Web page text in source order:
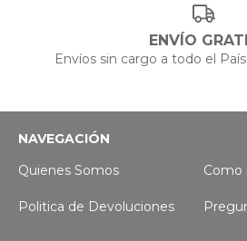
ENVÍO
Envíos sin cargo a todo el
NAVEGACIÓN
Quienes Somos
Como
Politica de Devoluciones